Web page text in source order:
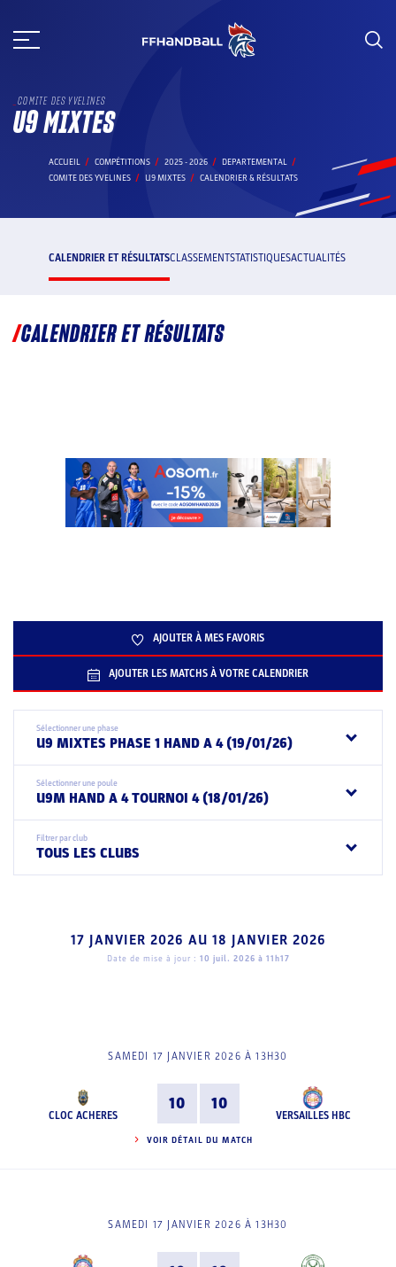
au
COMITE DES YVELINES
U9 MIXTES
ACCUEIL COMPÉTITIONS 2025 - 2026
DEPARTEMENTAL
COMITE DES YVELINES
U9 MIXTES CALENDRIER & RÉSULTATS
CALENDRIER ET RÉSULTATSCLASSEMENTSTATISTIQUESACTUALITÉS
CALENDRIER ET RÉSULTATS
AJOUTER À MES FAVORIS
AJOUTER LES MATCHS À VOTRE CALENDRIER
Sélectionner une phase
U9 MIXTES PHASE 1 HAND A 4 (19/01/26)
Sélectionner une poule
U9M HAND A 4 TOURNOI 4 (18/01/26)
Filtrer par club
TOUS LES CLUBS
17 JANVIER 2026 AU 18 JANVIER 2026
Date de mise à jour : 10 juil. 2026 à 11h17
SAMEDI 17 JANVIER 2026 À 13H30
CLOC ACHERES
10 10
VERSAILLES HBC
VOIR DÉTAIL DU MATCH
SAMEDI 17 JANVIER 2026 À 13H30